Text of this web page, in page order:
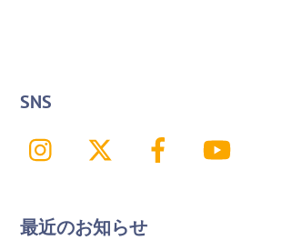
SNS
Instagram Facebook
最近のお知らせ